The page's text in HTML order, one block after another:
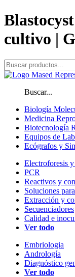
cultivo |
Buscar...
Biología
Medicina
Biotecnología
Equipos de
Ecógrafos y
Electroforesis
PCR
Reactivos y
Soluciones
Extracción y
Secuenciadores
Calidad e
Ver todo
Embriologia
Andrología
Diagnóstico
Ver todo